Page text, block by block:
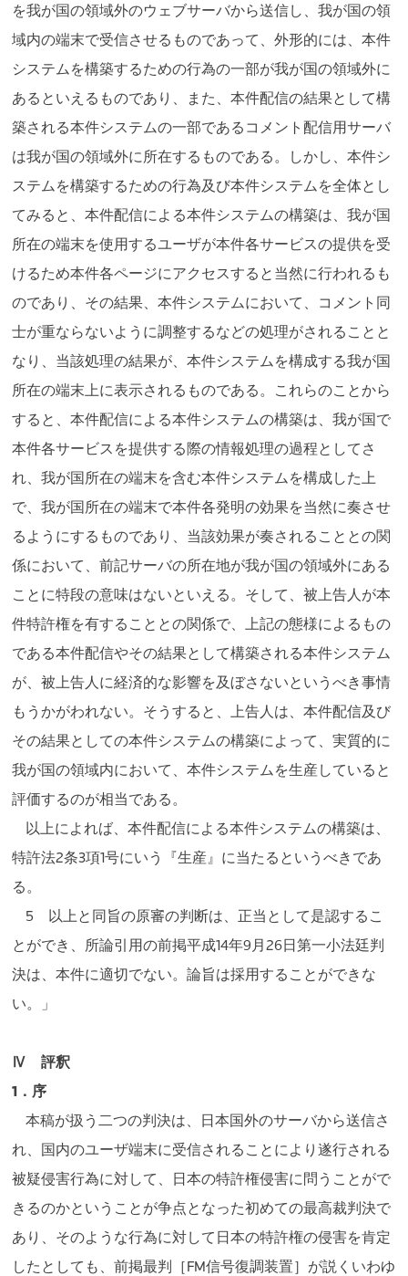
を我が国の領域外のウェブサーバから送信し、我が国の領
域内の端末で受信させるものであって、外形的には、本件
システムを構築するための行為の一部が我が国の領域外に
あるといえるものであり、また、本件配信の結果として構
築される本件システムの一部であるコメント配信用サーバ
は我が国の領域外に所在するものである。しかし、本件シ
ステムを構築するための行為及び本件システムを全体とし
てみると、本件配信による本件システムの構築は、我が国
所在の端末を使用するユーザが本件各サービスの提供を受
けるため本件各ページにアクセスすると当然に行われるも
のであり、その結果、本件システムにおいて、コメント同
士が重ならないように調整するなどの処理がされることと
なり、当該処理の結果が、本件システムを構成する我が国
所在の端末上に表示されるものである。これらのことから
すると、本件配信による本件システムの構築は、我が国で
本件各サービスを提供する際の情報処理の過程としてさ
れ、我が国所在の端末を含む本件システムを構成した上
で、我が国所在の端末で本件各発明の効果を当然に奏させ
るようにするものであり、当該効果が奏されることとの関
係において、前記サーバの所在地が我が国の領域外にある
ことに特段の意味はないといえる。そして、被上告人が本
件特許権を有することとの関係で、上記の態様によるもの
である本件配信やその結果として構築される本件システム
が、被上告人に経済的な影響を及ぼさないというべき事情
もうかがわれない。そうすると、上告人は、本件配信及び
その結果としての本件システムの構築によって、実質的に
我が国の領域内において、本件システムを生産していると
評価するのが相当である。
以上によれば、本件配信による本件システムの構築は、
特許法2条3項1号にいう『生産』に当たるというべきであ
る。
5 以上と同旨の原審の判断は、正当として是認するこ
とができ、所論引用の前掲平成14年9月26日第一小法廷判
決は、本件に適切でない。論旨は採用することができな
い。」
Ⅳ 評釈
1．序
本稿が扱う二つの判決は、日本国外のサーバから送信さ
れ、国内のユーザ端末に受信されることにより遂行される
被疑侵害行為に対して、日本の特許権侵害に問うことがで
きるのかということが争点となった初めての最高裁判決で
あり、そのような行為に対して日本の特許権の侵害を肯定
したとしても、前掲最判［FM信号復調装置］が説くいわゆ